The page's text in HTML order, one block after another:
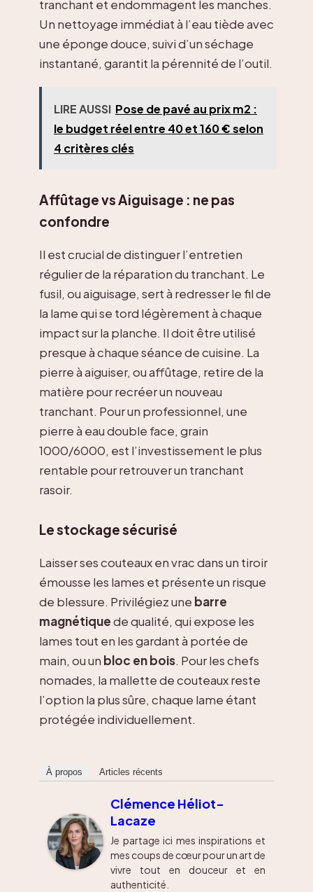
tranchant et endommagent les manches.
Un nettoyage immédiat à l’eau tiède avec
une éponge douce, suivi d’un séchage
instantané, garantit la pérennité de l’outil.
LIRE AUSSI Pose de pavé au prix m2 :
le budget réel entre 40 et 160 € selon
4 critères clés
Affûtage vs Aiguisage : ne pas
confondre
Il est crucial de distinguer l’entretien
régulier de la réparation du tranchant. Le
fusil, ou aiguisage, sert à redresser le fil de
la lame qui se tord légèrement à chaque
impact sur la planche. Il doit être utilisé
presque à chaque séance de cuisine. La
pierre à aiguiser, ou affûtage, retire de la
matière pour recréer un nouveau
tranchant. Pour un professionnel, une
pierre à eau double face, grain
1000/6000, est l’investissement le plus
rentable pour retrouver un tranchant
rasoir.
Le stockage sécurisé
Laisser ses couteaux en vrac dans un tiroir
émousse les lames et présente un risque
de blessure. Privilégiez une barre
magnétiquede qualité, qui expose les
lames tout en les gardant à portée de
main, ou un bloc en bois. Pour les chefs
nomades, la mallette de couteaux reste
l’option la plus sûre, chaque lame étant
protégée individuellement.
À propos Articles récents
Clémence Héliot-
Lacaze
Je partage ici mes inspirations et
mes coups de cœur pour un art de
vivre tout en douceur et en
authenticité.